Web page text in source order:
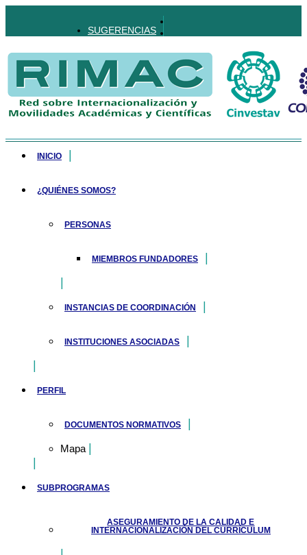
SUGERENCIAS
INICIO
¿QUIÉNES SOMOS?
PERSONAS
MIEMBROS FUNDADORES
INSTANCIAS DE COORDINACIÓN
INSTITUCIONES ASOCIADAS
PERFIL
DOCUMENTOS NORMATIVOS
Mapa
SUBPROGRAMAS
ASEGURAMIENTO DE LA CALIDAD E
INTERNACIONALIZACIÓN DEL CURRÍCULUM